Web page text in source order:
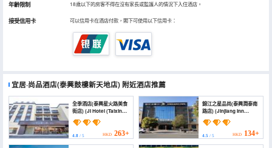
年齡限制 18歲以下的房客不得在沒有家長或監護人的情況下入住酒店。
接受信用卡 可以信用卡在酒店付款，閣下可使用以下信用卡：
宜居·尚品酒店(泰興鼓樓新天地店) 附近酒店推薦
全季酒店(泰興星火路美食
街店) (JI Hotel (Taixing
Xinghuo Road Food
Street))
4.8 / 5 HKD 263+
錦江之星品尚(泰興潤泰南
路店) (Jinjiang Inn
Select (Taixing Runtai
South Road))
4.5/ 5 HKD 134+